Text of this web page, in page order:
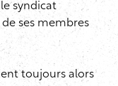
syndicat
ses membres
toujours alors